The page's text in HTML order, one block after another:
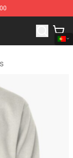
Store